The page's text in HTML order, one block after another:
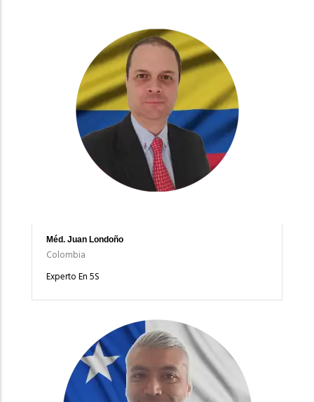
Méd. Juan Londoño
Colombia
Experto En 5S